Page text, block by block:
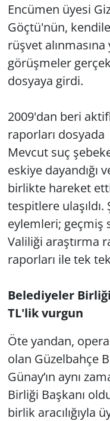
Encümen üyesi
Göçtü'nün,
rüşvet
görüşmeler
dosyaya girdi.
2009'dan beri
raporları dosyada
Mevcut suç
eskiye dayandığı
birlikte hareket
tespitlere
eylemleri; geçmiş
Valiliği araştırma
raporları ile tek
Belediyeler
TL'lik vurgun
Öte yandan,
olan Güzelbahçe
Günay’ın aynı
Birliği Başkanı
birlik aracılığıyla